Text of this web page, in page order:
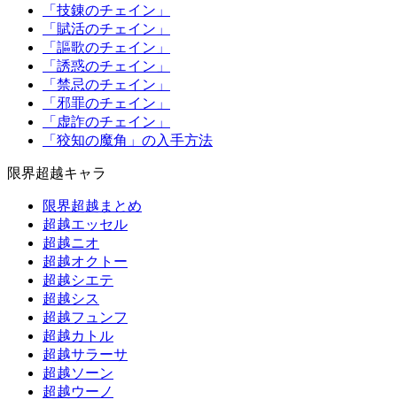
「技錬のチェイン」
「賦活のチェイン」
「謳歌のチェイン」
「誘惑のチェイン」
「禁忌のチェイン」
「邪罪のチェイン」
「虚詐のチェイン」
「狡知の魔角」の入手方法
限界超越キャラ
限界超越まとめ
超越エッセル
超越ニオ
超越オクトー
超越シエテ
超越シス
超越フュンフ
超越カトル
超越サラーサ
超越ソーン
超越ウーノ